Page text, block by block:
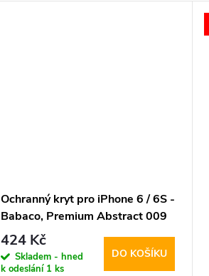
Ochranný kryt pro iPhone 6 / 6S -
Babaco, Premium Abstract 009
424 Kč
Skladem - hned
k odeslání 1 ks
DO KOŠÍKU